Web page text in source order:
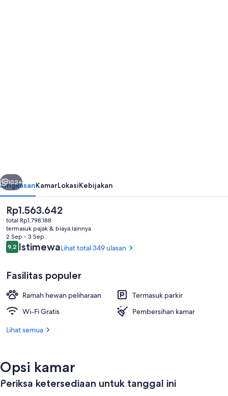
Kabin Deluks | Teras/patio
Berikutnya
102+
RingkasanKamarLokasiKebijakan
Harga
saat
ini
Rp1.563.642
Rp1.563.642
total Rp1.798.188
termasuk pajak & biaya lainnya
2 Sep - 3 Sep
Ulasan
9,29,2 dari 10
IstimewaLihat total 349 ulasan
Fasilitas populer
Ramah hewan peliharaan
Termasuk parkir
Wi-Fi Gratis
Pembersihan kamar
Lihat semua
Opsi kamar
Periksa ketersediaan untuk tanggal ini